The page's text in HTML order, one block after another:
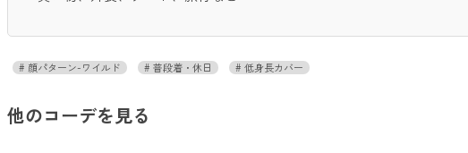
顔パターン-ワイルド 普段着・休日 低身長カバー
他のコーデを見る